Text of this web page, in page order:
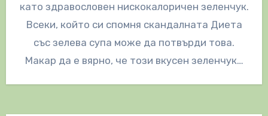
като здравословен нискокалоричен зеленчук.
Всеки, който си спомня скандалната Диета
със зелева супа може да потвърди това.
Макар да е вярно, че този вкусен зеленчук…